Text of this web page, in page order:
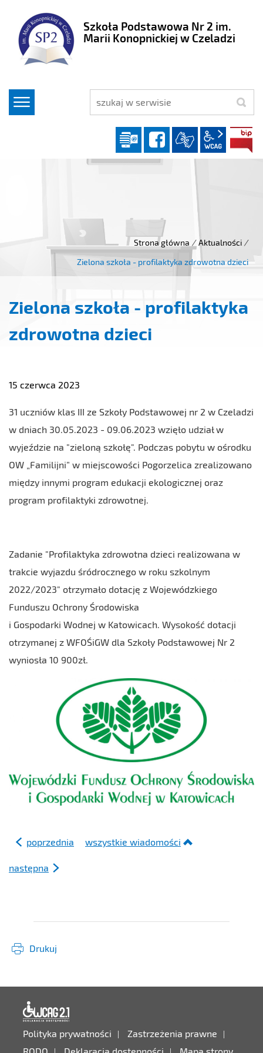
Szkoła Podstawowa Nr 2 im.
Marii Konopnickiej w Czeladzi
szukaj
Dziennik elektroniczny
facebook
wcag2.1
Strona główna / Aktualności /
Zielona szkoła - profilaktyka zdrowotna dzieci
Zielona szkoła - profilaktyka
zdrowotna dzieci
15 czerwca 2023
31 uczniów klas III ze Szkoły Podstawowej nr 2 w Czeladzi
w dniach 30.05.2023 - 09.06.2023 wzięło udział w
wyjeździe na "zieloną szkołę". Podczas pobytu w ośrodku
OW „Familijni” w miejscowości Pogorzelica zrealizowano
między innymi program edukacji ekologicznej oraz
program profilaktyki zdrowotnej.
Zadanie "Profilaktyka zdrowotna dzieci realizowana w
trakcie wyjazdu śródrocznego w roku szkolnym
2022/2023" otrzymało dotację z Wojewódzkiego
Funduszu Ochrony Środowiska
i Gospodarki Wodnej w Katowicach. Wysokość dotacji
otrzymanej z WFOŚiGW dla Szkoły Podstawowej Nr 2
wyniosła 10 900zł.
poprzednia wszystkie wiadomości
następna
Drukuj
Polityka prywatności
Zastrzeżenia prawne
RODO
Deklaracja dostępności Mapa strony